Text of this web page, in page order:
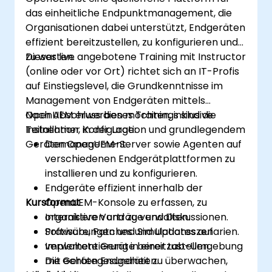
das einheitliche Endpunktmanagement, die
Organisationen dabei unterstützt, Endgeräten
effizient bereitzustellen, zu konfigurieren und
zu warten.
Dieses live angebotene Training mit Instructor
(online oder vor Ort) richtet sich an IT-Profis
auf Einstiegslevel, die Grundkenntnisse im
Management von Endgeräten mittels
OpenUEM erwerben möchten, inklusive
Installation, Konfiguration und grundlegendem
Gerätemanagement.
Nach Abschluss dieses Trainings sind die
Teilnehmer in der Lage:
Den OpenUEM-Server sowie Agenten auf
verschiedenen Endgerätplattformen zu
installieren und zu konfigurieren.
Endgeräte effizient innerhalb der
OpenUEM-Konsole zu erfassen, zu
organisieren und zu verwalten.
Software, Patches und Updates auf
verwaltete Geräte bereitzustellen.
Die Gerätegesundheit zu überwachen,
Kursformat
Interaktive Vorträge und Diskussionen.
Praxisübungen und Simulationsszenarien.
Implementierung in einer Lab-Umgebung
mit echten Endgeräten.